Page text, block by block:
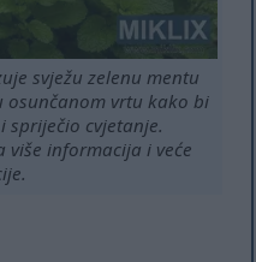
svježu zelenu mentu
osunčanom vrtu kako bi
cvjetanje.
informacija i veće